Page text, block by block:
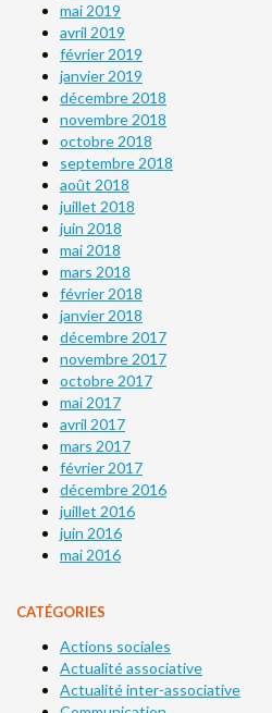
mai 2019
avril 2019
février 2019
janvier 2019
décembre 2018
novembre 2018
octobre 2018
septembre 2018
août 2018
juillet 2018
juin 2018
mai 2018
mars 2018
février 2018
janvier 2018
décembre 2017
novembre 2017
octobre 2017
mai 2017
avril 2017
mars 2017
février 2017
décembre 2016
juillet 2016
juin 2016
mai 2016
CATÉGORIES
Actions sociales
Actualité associative
Actualité inter-associative